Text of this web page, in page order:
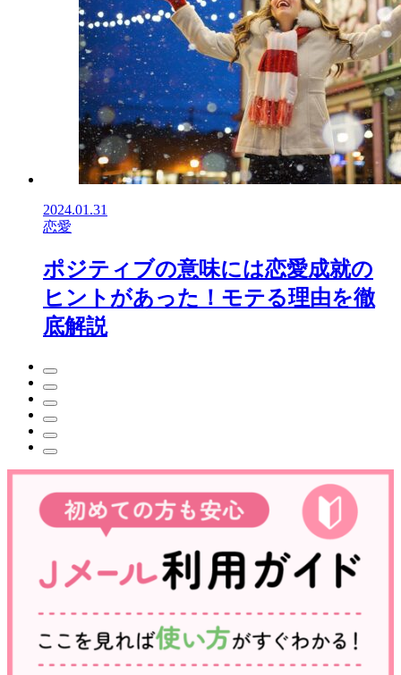
2024.01.31
恋愛
ポジティブの意味には恋愛成就の
ヒントがあった！モテる理由を徹
底解説